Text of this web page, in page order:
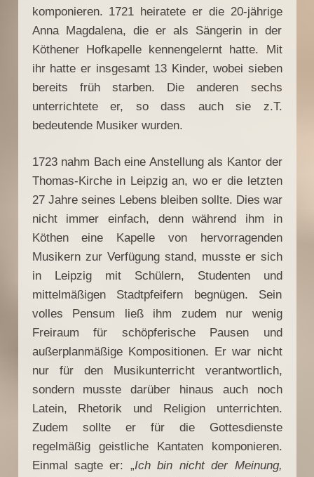
komponieren. 1721 heiratete er die 20-jährige
Anna Magdalena, die er als Sängerin in der
Köthener Hofkapelle kennengelernt hatte. Mit
ihr hatte er insgesamt 13 Kinder, wobei sieben
bereits früh starben. Die anderen sechs
unterrichtete er, so dass auch sie z.T.
bedeutende Musiker wurden.
1723 nahm Bach eine Anstellung als Kantor der
Thomas-Kirche in Leipzig an, wo er die letzten
27 Jahre seines Lebens bleiben sollte. Dies war
nicht immer einfach, denn während ihm in
Köthen eine Kapelle von hervorragenden
Musikern zur Verfügung stand, musste er sich
in Leipzig mit Schülern, Studenten und
mittelmäßigen Stadtpfeifern begnügen. Sein
volles Pensum ließ ihm zudem nur wenig
Freiraum für schöpferische Pausen und
außerplanmäßige Kompositionen. Er war nicht
nur für den Musikunterricht verantwortlich,
sondern musste darüber hinaus auch noch
Latein, Rhetorik und Religion unterrichten.
Zudem sollte er für die Gottesdienste
regelmäßig geistliche Kantaten komponieren.
Einmal sagte er: „Ich bin nicht der Meinung,